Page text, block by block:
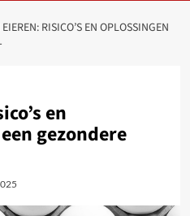
RISICO’S EN OPLOSSINGEN
en
gezondere